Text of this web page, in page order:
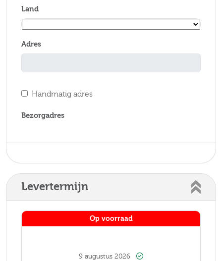
Land
Adres
Handmatig adres
Bezorgadres
Levertermijn
Op voorraad
9 augustus 2026